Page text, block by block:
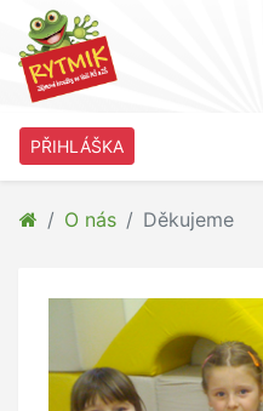
PŘIHLÁŠKA
O nás Děkujeme